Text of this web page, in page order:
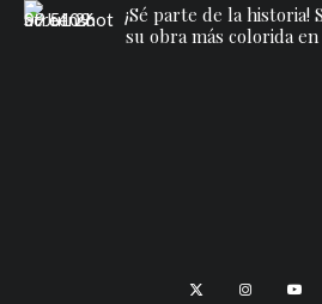
¡Sé parte de la
su obra más colorida en